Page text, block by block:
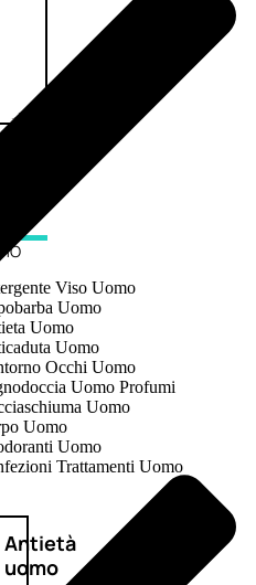
Viso Uomo
Uomo
Uomo
Uomo
Occhi Uomo
Uomo Profumi
Uomo
Uomo
Uomo
Trattamenti Uomo
Antietà
uomo